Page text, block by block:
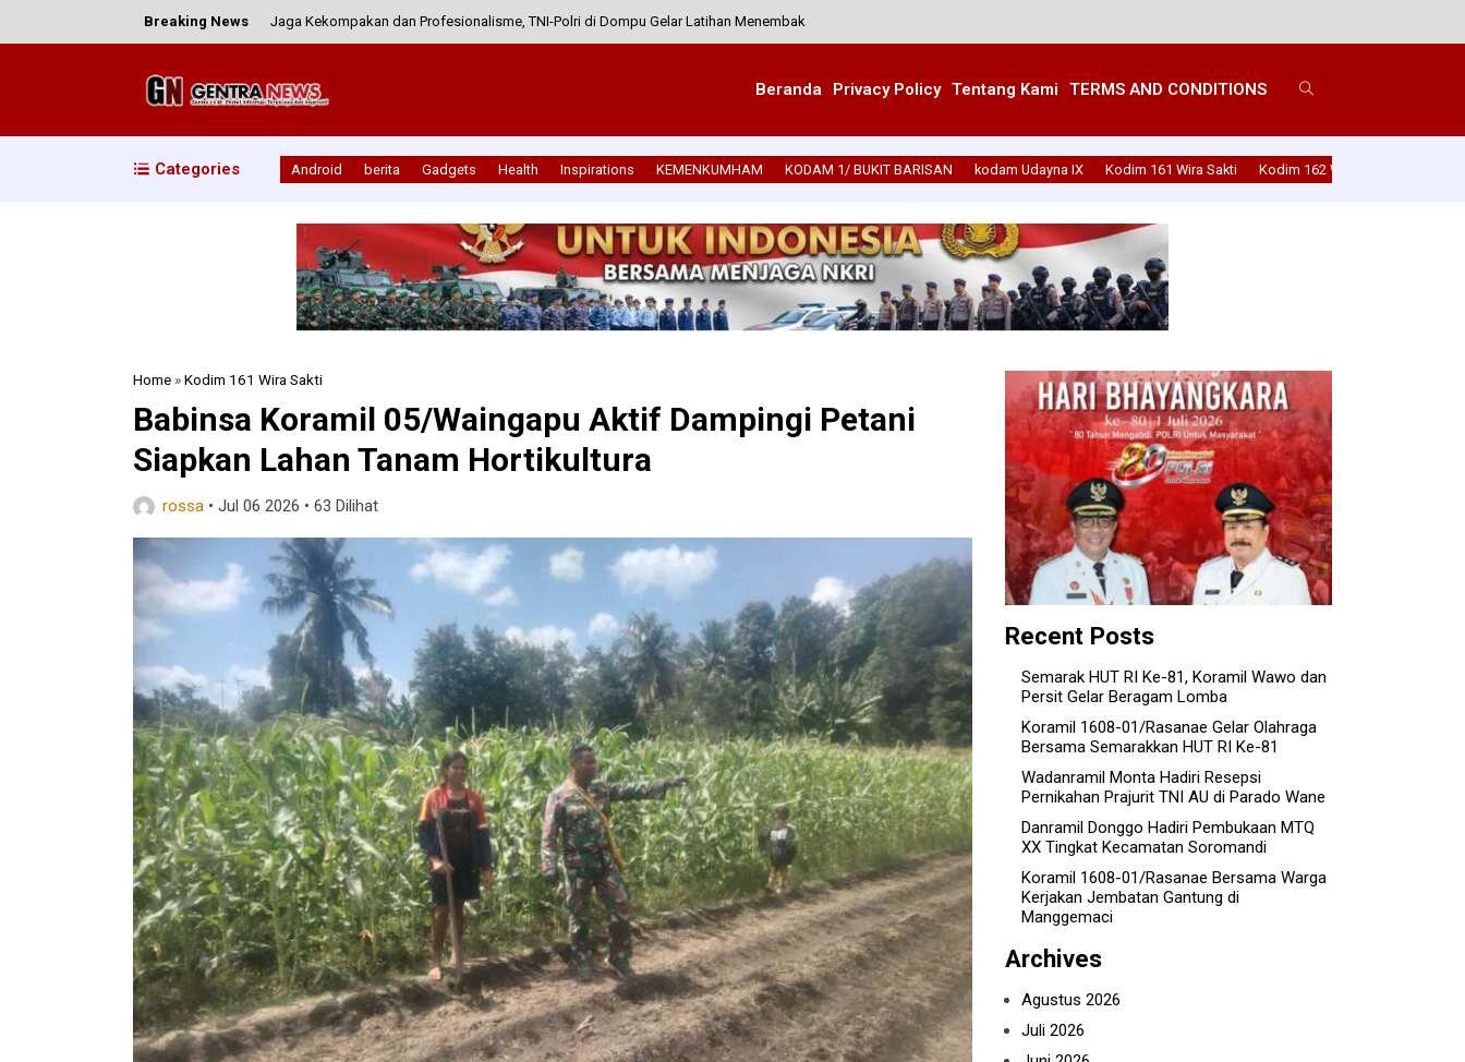
Breaking News Jaga Kekompakan dan Profesionalisme, TNI-Polri di Dompu Gelar Latihan Menembak
Koramil 1607-06/Lape Lopok Intensifkan Patroli Malam Demi Ciptakan Rasa Aman Warga
Kodim Klungkung Tambah kekuatan, Satu Prajurit Resmi Jadi Bagian Keluarga Besar
Beranda Privacy Policy Tentang Kami TERMS AND CONDITIONS
Categories Android berita Gadgets Health Inspirations KEMENKUMHAM KODAM 1/ BUKIT BARISAN kodam Udayna IX Kodim 161 Wira Sakti Kodim 162 Wira Bhakti
Home »Kodim 161 Wira Sakti
Babinsa Koramil 05/Waingapu Aktif Dampingi Petani
Siapkan Lahan Tanam Hortikultura
rossa • Jul 06 2026 • 63 Dilihat
Recent Posts
Semarak HUT RI Ke-81, Koramil Wawo dan
Persit Gelar Beragam Lomba
Koramil 1608-01/Rasanae Gelar Olahraga
Bersama Semarakkan HUT RI Ke-81
Wadanramil Monta Hadiri Resepsi
Pernikahan Prajurit TNI AU di Parado Wane
Danramil Donggo Hadiri Pembukaan MTQ
XX Tingkat Kecamatan Soromandi
Koramil 1608-01/Rasanae Bersama Warga
Kerjakan Jembatan Gantung di
Manggemaci
Archives
Agustus 2026
Juli 2026